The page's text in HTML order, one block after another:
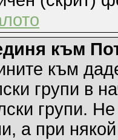
към
към
групи в
групи.
а при